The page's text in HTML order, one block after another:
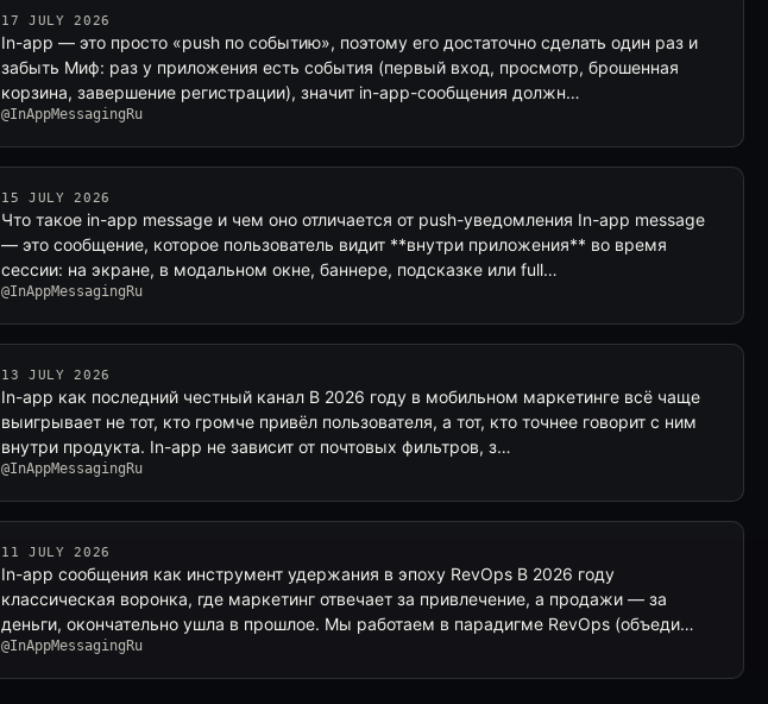
17 JULY 2026
In-app — это просто «push по событию», поэтому его достаточно сделать один раз и
забыть Миф: раз у приложения есть события (первый вход, просмотр, брошенная
корзина, завершение регистрации), значит in-app-сообщения должн…
@InAppMessagingRu
15 JULY 2026
Что такое in-app message и чем оно отличается от push-уведомления In-app message
— это сообщение, которое пользователь видит **внутри приложения** во время
сессии: на экране, в модальном окне, баннере, подсказке или full…
@InAppMessagingRu
13 JULY 2026
In-app как последний честный канал В 2026 году в мобильном маркетинге всё чаще
выигрывает не тот, кто громче привёл пользователя, а тот, кто точнее говорит с ним
внутри продукта. In-app не зависит от почтовых фильтров, з…
@InAppMessagingRu
11 JULY 2026
In-app сообщения как инструмент удержания в эпоху RevOps В 2026 году
классическая воронка, где маркетинг отвечает за привлечение, а продажи — за
деньги, окончательно ушла в прошлое. Мы работаем в парадигме RevOps (объеди…
@InAppMessagingRu